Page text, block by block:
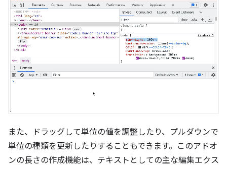
また、ドラッグして単位の値を調整したり、プルダウンで
単位の種類を更新したりすることもできます。このアドオ
ンの長さの作成機能は、テキストとしての主な編集エクス